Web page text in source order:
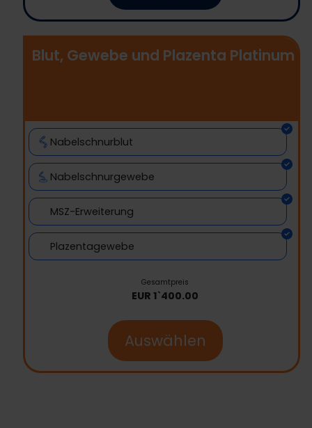
Blut, Gewebe und Plazenta Platinum
Nabelschnurblut
Nabelschnurgewebe
MSZ-Erweiterung
Plazentagewebe
Gesamtpreis
EUR 1`400.00
Auswählen